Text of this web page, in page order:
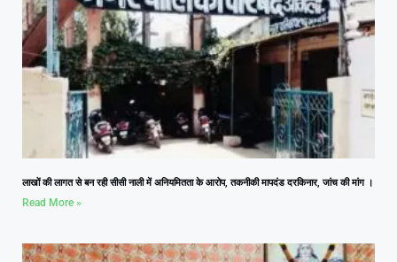
लाखों की लागत से बन रही सीसी नाली में अनियमितता के आरोप, तकनीकी मापदंड दरकिनार, जांच की मांग ।
Read More »